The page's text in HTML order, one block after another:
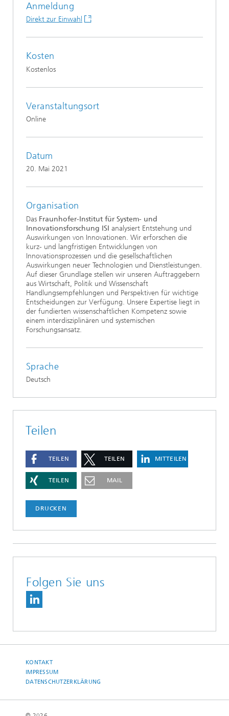
Anmeldung
Direkt zur Einwahl
Kosten
Kostenlos
Veranstaltungsort
Online
Datum
20. Mai 2021
Organisation
Das Fraunhofer-Institut für System- und
Innovationsforschung ISI analysiert Entstehung und
Auswirkungen von Innovationen. Wir erforschen die
kurz- und langfristigen Entwicklungen von
Innovationsprozessen und die gesellschaftlichen
Auswirkungen neuer Technologien und Dienstleistungen.
Auf dieser Grundlage stellen wir unseren Auftraggebern
aus Wirtschaft, Politik und Wissenschaft
Handlungsempfehlungen und Perspektiven für wichtige
Entscheidungen zur Verfügung. Unsere Expertise liegt in
der fundierten wissenschaftlichen Kompetenz sowie
einem interdisziplinären und systemischen
Forschungsansatz.
Sprache
Deutsch
Teilen
TEILEN TEILEN MITTEILEN
TEILEN MAIL
DRUCKEN
Folgen Sie uns
KONTAKT
IMPRESSUM
DATENSCHUTZERKLÄRUNG